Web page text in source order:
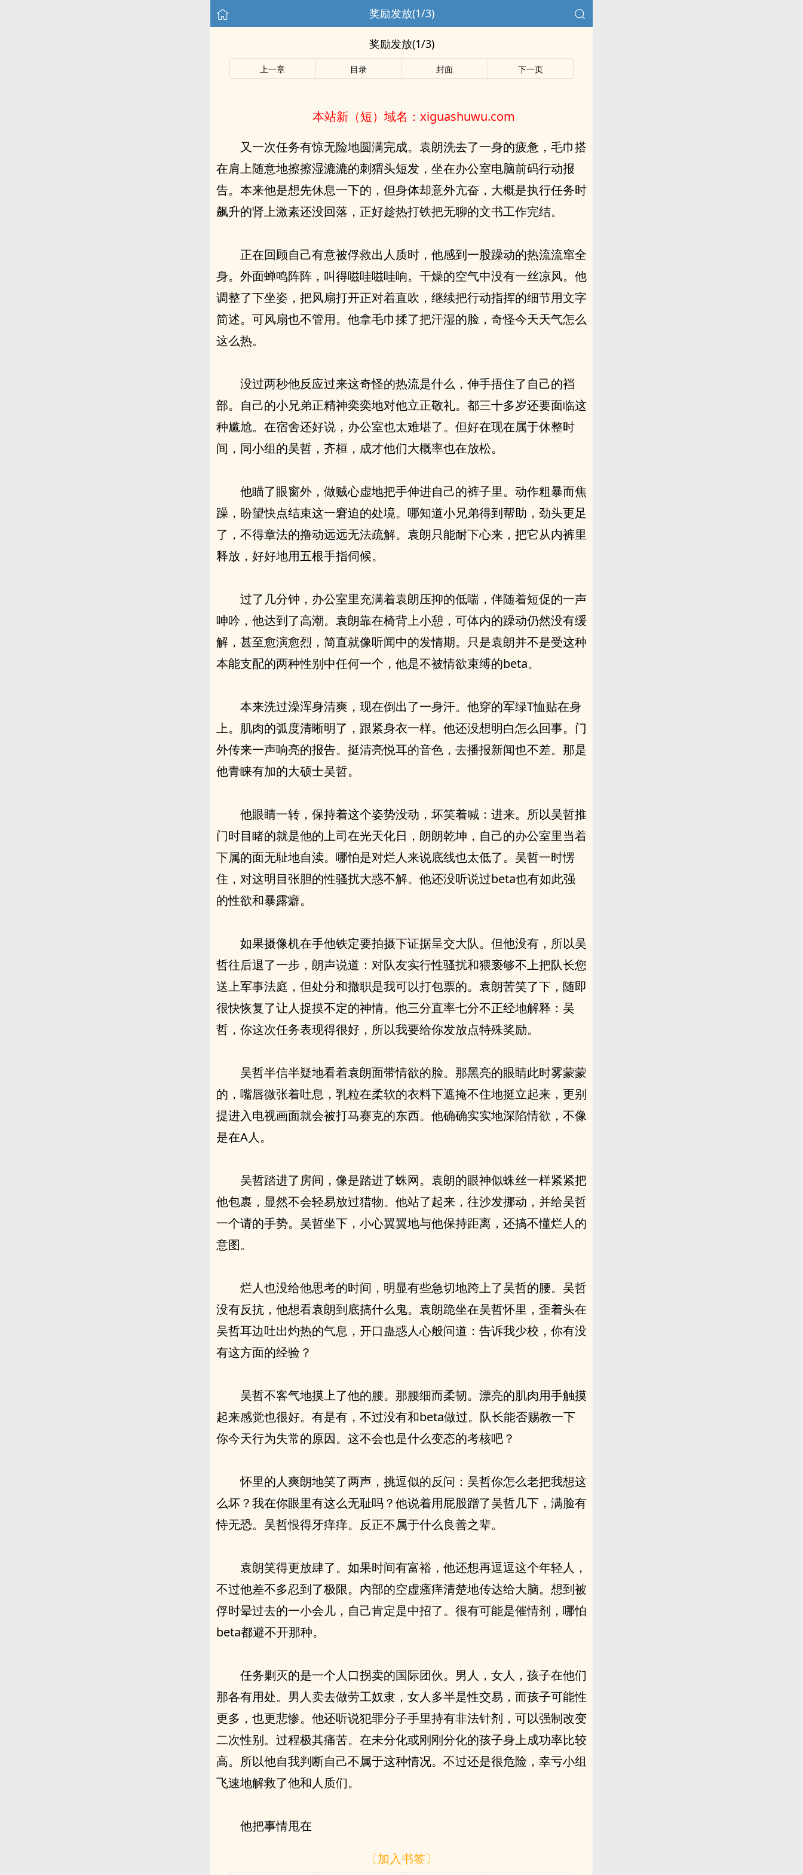
奖励发放(1/3)
奖励发放(1/3)
上一章 目录 封面 下一页
本站新（短）域名：xiguashuwu.com
又一次任务有惊无险地圆满完成。袁朗洗去了一身的疲惫，毛巾搭
在肩上随意地擦擦湿漉漉的刺猬头短发，坐在办公室电脑前码行动报
告。本来他是想先休息一下的，但身体却意外亢奋，大概是执行任务时
飙升的肾上激素还没回落，正好趁热打铁把无聊的文书工作完结。
正在回顾自己有意被俘救出人质时，他感到一股躁动的热流流窜全
身。外面蝉鸣阵阵，叫得嗞哇嗞哇响。干燥的空气中没有一丝凉风。他
调整了下坐姿，把风扇打开正对着直吹，继续把行动指挥的细节用文字
简述。可风扇也不管用。他拿毛巾揉了把汗湿的脸，奇怪今天天气怎么
这么热。
没过两秒他反应过来这奇怪的热流是什么，伸手捂住了自己的裆
部。自己的小兄弟正精神奕奕地对他立正敬礼。都三十多岁还要面临这
种尴尬。在宿舍还好说，办公室也太难堪了。但好在现在属于休整时
间，同小组的吴哲，齐桓，成才他们大概率也在放松。
他瞄了眼窗外，做贼心虚地把手伸进自己的裤子里。动作粗暴而焦
躁，盼望快点结束这一窘迫的处境。哪知道小兄弟得到帮助，劲头更足
了，不得章法的撸动远远无法疏解。袁朗只能耐下心来，把它从内裤里
释放，好好地用五根手指伺候。
过了几分钟，办公室里充满着袁朗压抑的低喘，伴随着短促的一声
呻吟，他达到了高潮。袁朗靠在椅背上小憩，可体内的躁动仍然没有缓
解，甚至愈演愈烈，简直就像听闻中的发情期。只是袁朗并不是受这种
本能支配的两种性别中任何一个，他是不被情欲束缚的beta。
本来洗过澡浑身清爽，现在倒出了一身汗。他穿的军绿T恤贴在身
上。肌肉的弧度清晰明了，跟紧身衣一样。他还没想明白怎么回事。门
外传来一声响亮的报告。挺清亮悦耳的音色，去播报新闻也不差。那是
他青睐有加的大硕士吴哲。
他眼睛一转，保持着这个姿势没动，坏笑着喊：进来。所以吴哲推
门时目睹的就是他的上司在光天化日，朗朗乾坤，自己的办公室里当着
下属的面无耻地自渎。哪怕是对烂人来说底线也太低了。吴哲一时愣
住，对这明目张胆的性骚扰大惑不解。他还没听说过beta也有如此强
的性欲和暴露癖。
如果摄像机在手他铁定要拍摄下证据呈交大队。但他没有，所以吴
哲往后退了一步，朗声说道：对队友实行性骚扰和猥亵够不上把队长您
送上军事法庭，但处分和撤职是我可以打包票的。袁朗苦笑了下，随即
很快恢复了让人捉摸不定的神情。他三分直率七分不正经地解释：吴
哲，你这次任务表现得很好，所以我要给你发放点特殊奖励。
吴哲半信半疑地看着袁朗面带情欲的脸。那黑亮的眼睛此时雾蒙蒙
的，嘴唇微张着吐息，乳粒在柔软的衣料下遮掩不住地挺立起来，更别
提进入电视画面就会被打马赛克的东西。他确确实实地深陷情欲，不像
是在A人。
吴哲踏进了房间，像是踏进了蛛网。袁朗的眼神似蛛丝一样紧紧把
他包裹，显然不会轻易放过猎物。他站了起来，往沙发挪动，并给吴哲
一个请的手势。吴哲坐下，小心翼翼地与他保持距离，还搞不懂烂人的
意图。
烂人也没给他思考的时间，明显有些急切地跨上了吴哲的腰。吴哲
没有反抗，他想看袁朗到底搞什么鬼。袁朗跪坐在吴哲怀里，歪着头在
吴哲耳边吐出灼热的气息，开口蛊惑人心般问道：告诉我少校，你有没
有这方面的经验？
吴哲不客气地摸上了他的腰。那腰细而柔韧。漂亮的肌肉用手触摸
起来感觉也很好。有是有，不过没有和beta做过。队长能否赐教一下
你今天行为失常的原因。这不会也是什么变态的考核吧？
怀里的人爽朗地笑了两声，挑逗似的反问：吴哲你怎么老把我想这
么坏？我在你眼里有这么无耻吗？他说着用屁股蹭了吴哲几下，满脸有
恃无恐。吴哲恨得牙痒痒。反正不属于什么良善之辈。
袁朗笑得更放肆了。如果时间有富裕，他还想再逗逗这个年轻人，
不过他差不多忍到了极限。内部的空虚瘙痒清楚地传达给大脑。想到被
俘时晕过去的一小会儿，自己肯定是中招了。很有可能是催情剂，哪怕
beta都避不开那种。
任务剿灭的是一个人口拐卖的国际团伙。男人，女人，孩子在他们
那各有用处。男人卖去做劳工奴隶，女人多半是性交易，而孩子可能性
更多，也更悲惨。他还听说犯罪分子手里持有非法针剂，可以强制改变
二次性别。过程极其痛苦。在未分化或刚刚分化的孩子身上成功率比较
高。所以他自我判断自己不属于这种情况。不过还是很危险，幸亏小组
飞速地解救了他和人质们。
他把事情甩在
〔加入书签〕